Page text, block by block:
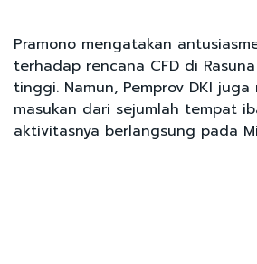
Pramono mengatakan
terhadap rencana CFD di
tinggi. Namun, Pemprov DKI juga
masukan dari sejumlah tempat
aktivitasnya berlangsung pada